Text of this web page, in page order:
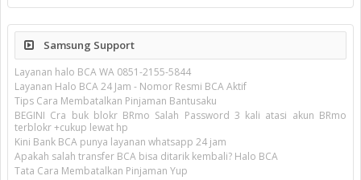
Samsung Support
Layanan halo BCA WA 0851-2155-5844
Layanan Halo BCA 24 Jam - Nomor Resmi BCA Aktif
Tips Cara Membatalkan Pinjaman Bantusaku
BEGINI Cra buk blokr BRmo Salah Password 3 kali atasi akun BRmo
terblokr +cukup lewat hp
Kini Bank BCA punya layanan whatsapp 24 jam
Apakah salah transfer BCA bisa ditarik kembali? Halo BCA
Tata Cara Membatalkan Pinjaman Yup